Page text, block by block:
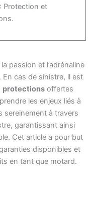
: Protection et
passion et l’adrénaline
cas de sinistre, il est
protections offertes
les enjeux liés à
sereinement à travers
garantissant ainsi
Cet article a pour but
disponibles et
en tant que motard.